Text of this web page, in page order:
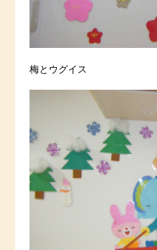
梅とウグイス